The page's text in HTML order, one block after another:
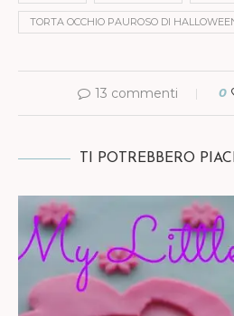
TORTA OCCHIO PAUROSO DI
13 commenti 0
TI POTREBBERO